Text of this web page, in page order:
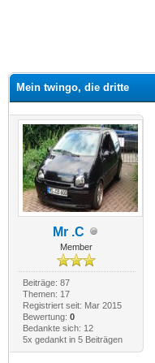
Mein twingo, die dritte
Mr .C
Member
Beiträge: 87
Themen: 17
Registriert seit: Mar 2015
Bewertung: 0
Bedankte sich: 12
5x gedankt in 5 Beiträgen